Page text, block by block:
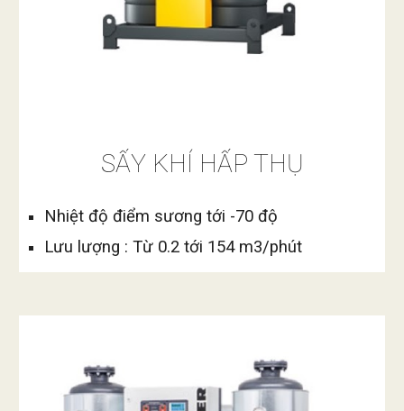
SẤY KHÍ HẤP THỤ
Nhiệt độ điểm sương tới -70 độ
Lưu lượng : Từ 0.2 tới 154 m3/phút